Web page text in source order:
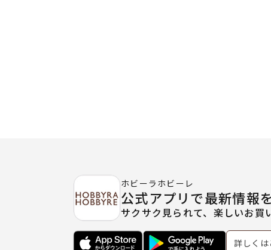
ホビーラホビーレ
公式アプリで最新情報
サクサク見られて、楽しいお買
詳しくは